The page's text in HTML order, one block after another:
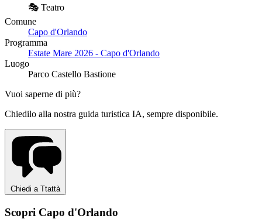
🎭 Teatro
Comune
Capo d'Orlando
Programma
Estate Mare 2026 - Capo d'Orlando
Luogo
Parco Castello Bastione
Vuoi saperne di più?
Chiedilo alla nostra guida turistica IA, sempre disponibile.
Chiedi a Ttattà
Scopri Capo d'Orlando